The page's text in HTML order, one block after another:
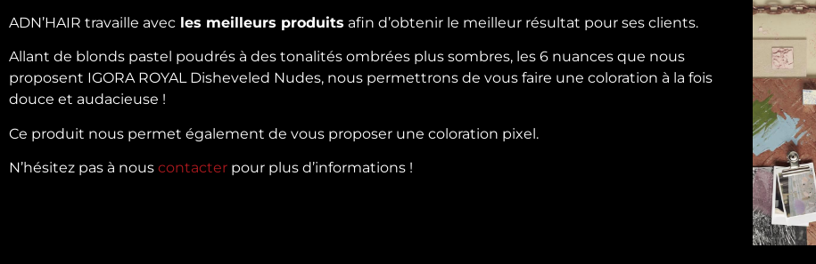
ADN’HAIR travaille avec les meilleurs produits afin d’obtenir le meilleur résultat pour ses clients.
Allant de blonds pastel poudrés à des tonalités ombrées plus sombres, les 6 nuances que nous
proposent IGORA ROYAL Disheveled Nudes, nous permettrons de vous faire une coloration à la fois
douce et audacieuse !
Ce produit nous permet également de vous proposer une coloration pixel.
N’hésitez pas à nous contacter pour plus d’informations !